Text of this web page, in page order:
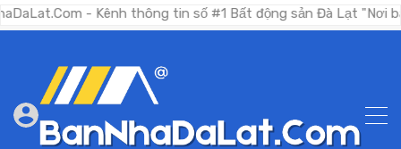
- Kênh thông tin số #1 Bất động sản Đà Lạt "Nơi bạn